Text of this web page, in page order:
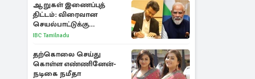
ஆறுகள் இணைப்புத்
திட்டம்: விரைவான
செயல்பாட்டுக்கு
பிரதமருக்கு முதலமைச்சர்
IBC Tamilnadu
தற்கொலை செய்து
கொள்ள எண்ணினேன்-
நடிகை நமீதா